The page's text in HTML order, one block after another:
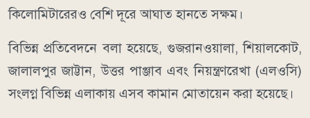
কিলোমিটারেরও বেশি দূরে আঘাত হানতে সক্ষম।
বিভিন্ন প্রতিবেদনে বলা হয়েছে, গুজরানওয়ালা, শিয়ালকোট,
জালালপুর জাট্টান, উত্তর পাঞ্জাব এবং নিয়ন্ত্রণরেখা (এলওসি)
সংলগ্ন বিভিন্ন এলাকায় এসব কামান মোতায়েন করা হয়েছে।